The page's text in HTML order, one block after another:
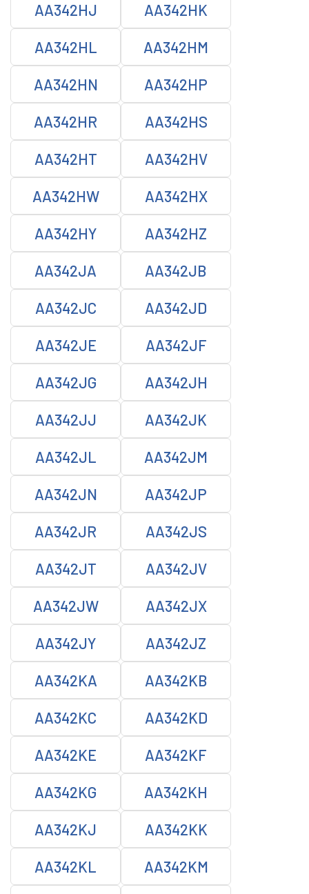
AA342HJ AA342HK
AA342HL AA342HM
AA342HN AA342HP
AA342HR AA342HS
AA342HT AA342HV
AA342HW AA342HX
AA342HY AA342HZ
AA342JA AA342JB
AA342JC AA342JD
AA342JE AA342JF
AA342JG AA342JH
AA342JJ AA342JK
AA342JL AA342JM
AA342JN AA342JP
AA342JR AA342JS
AA342JT AA342JV
AA342JW AA342JX
AA342JY AA342JZ
AA342KA AA342KB
AA342KC AA342KD
AA342KE AA342KF
AA342KG AA342KH
AA342KJ AA342KK
AA342KL AA342KM